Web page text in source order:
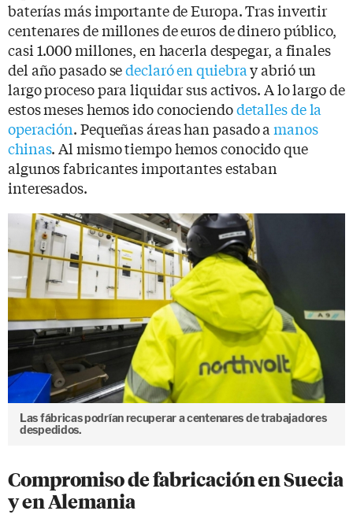
baterías más importante de Europa. Tras invertir
centenares de millones de euros de dinero público,
casi 1.000 millones, en hacerla despegar, a finales
del año pasado sedeclaró en quiebray abrió un
largo proceso para liquidar sus activos. A lo largo de
estos meses hemos ido conociendodetalles de la
operación. Pequeñas áreas han pasado amanos
chinas. Al mismo tiempo hemos conocido que
algunos fabricantes importantes estaban
interesados.
Las fábricas podrían recuperar a centenares de trabajadores
despedidos.
Compromiso de fabricación en Suecia
y en Alemania